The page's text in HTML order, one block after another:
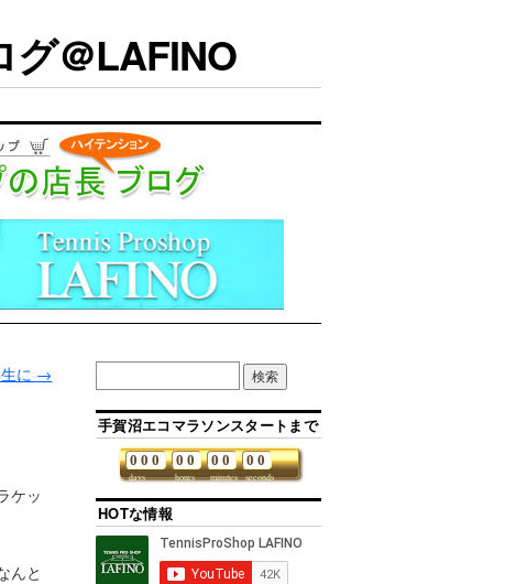
グ＠LAFINO
に →
ケッ
んと
手賀沼エコマラソンスタートまで
days
0 0 0
hours
0 0
minutes
0 0
seconds
0 0
HOTな情報